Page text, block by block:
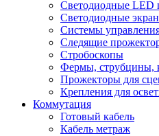
Светодиодные LED
Светодиодные
Системы
Следящие
Стробоскопы
Фермы, струбцины,
Прожекторы для
Крепления для
Коммутация
Готовый кабель
Кабель метраж